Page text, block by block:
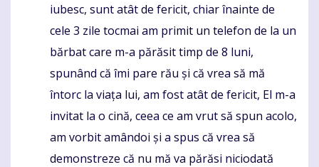
iubesc, sunt atât de fericit, chiar înainte de
cele 3 zile tocmai am primit un telefon de la un
bărbat care m-a părăsit timp de 8 luni,
spunând că îmi pare rău și că vrea să mă
întorc la viața lui, am fost atât de fericit, El m-a
invitat la o cină, ceea ce am vrut să spun acolo,
am vorbit amândoi și a spus că vrea să
demonstreze că nu mă va părăsi niciodată